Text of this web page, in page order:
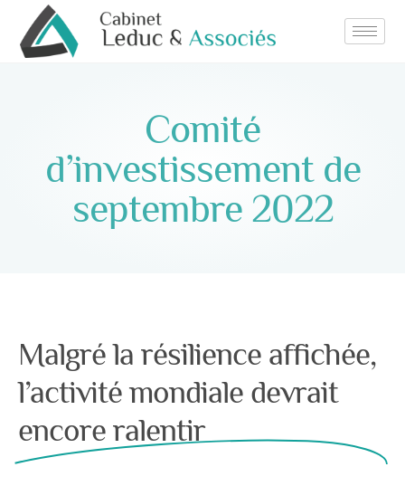
Comité
d’investissement de
septembre 2022
Malgré la résilience affichée,
l’activité mondiale devrait
encore ralentir